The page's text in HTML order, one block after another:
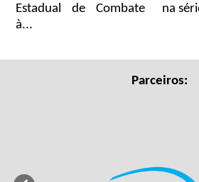
Estadual de Combate
à...
na
Parceiros: